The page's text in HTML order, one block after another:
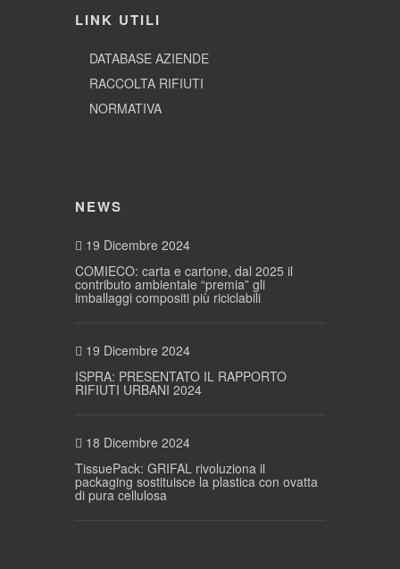
LINK UTILI
DATABASE AZIENDE
RACCOLTA RIFIUTI
NORMATIVA
NEWS
19 Dicembre 2024
COMIECO: carta e cartone, dal 2025 il
contributo ambientale “premia” gli
imballaggi compositi più riciclabili
19 Dicembre 2024
ISPRA: PRESENTATO IL RAPPORTO
RIFIUTI URBANI 2024
18 Dicembre 2024
TissuePack: GRIFAL rivoluziona il
packaging sostituisce la plastica con ovatta
di pura cellulosa